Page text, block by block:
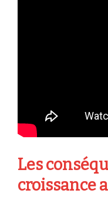
Les
croissance